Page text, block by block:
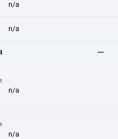
n/a
n/a
n/a
n/a